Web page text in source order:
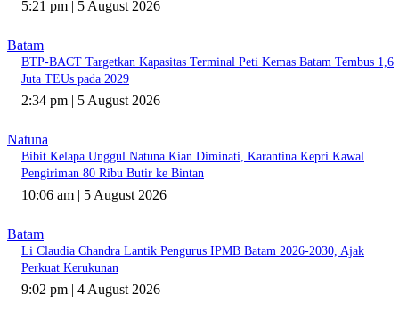
5:21 pm | 5 August 2026
Batam
BTP-BACT Targetkan Kapasitas Terminal Peti Kemas Batam Tembus 1,6
Juta TEUs pada 2029
2:34 pm | 5 August 2026
Natuna
Bibit Kelapa Unggul Natuna Kian Diminati, Karantina Kepri Kawal
Pengiriman 80 Ribu Butir ke Bintan
10:06 am | 5 August 2026
Batam
Li Claudia Chandra Lantik Pengurus IPMB Batam 2026-2030, Ajak
Perkuat Kerukunan
9:02 pm | 4 August 2026